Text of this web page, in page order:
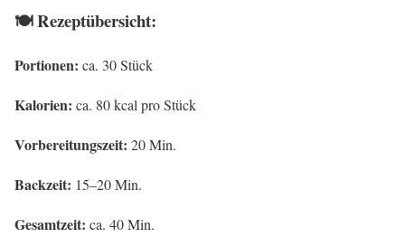
🍽 Rezeptübersicht:
Portionen: ca. 30 Stück
Kalorien: ca. 80 kcal pro Stück
Vorbereitungszeit: 20 Min.
Backzeit: 15–20 Min.
Gesamtzeit: ca. 40 Min.